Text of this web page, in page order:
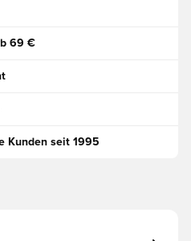
69 €
Kunden seit 1995